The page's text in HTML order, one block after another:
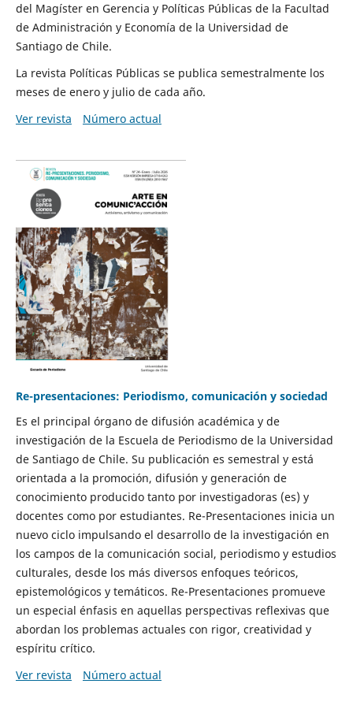
del Magíster en Gerencia y Políticas Públicas de la Facultad
de Administración y Economía de la Universidad de
Santiago de Chile.
La revista Políticas Públicas se publica semestralmente los
meses de enero y julio de cada año.
Ver revista
Número actual
Re-presentaciones: Periodismo, comunicación y sociedad
Es el principal órgano de difusión académica y de
investigación de la Escuela de Periodismo de la Universidad
de Santiago de Chile. Su publicación es semestral y está
orientada a la promoción, difusión y generación de
conocimiento producido tanto por investigadoras (es) y
docentes como por estudiantes. Re-Presentaciones inicia un
nuevo ciclo impulsando el desarrollo de la investigación en
los campos de la comunicación social, periodismo y estudios
culturales, desde los más diversos enfoques teóricos,
epistemológicos y temáticos. Re-Presentaciones promueve
un especial énfasis en aquellas perspectivas reflexivas que
abordan los problemas actuales con rigor, creatividad y
espíritu crítico.
Ver revista
Número actual